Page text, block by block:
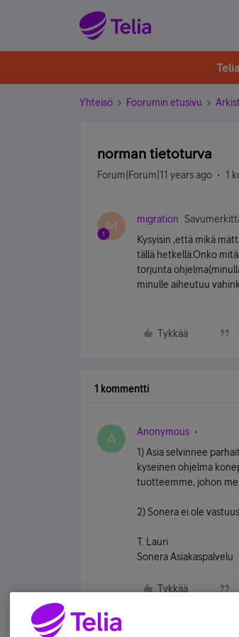
Yhteisö Foorumin etusivu
norman tietoturva
Forum|Forum|11 years ago 1
M migration
Kysyisin ,että mikä
tällä hetkellä.Onko
torjunta
minulle aiheutuu
Tykkää
1 kommentti
A Anonymous
1) Asia selvinnee
kyseinen ohjelma
tuotteemme, johon
2) Sonera ei ole
T. Lauri
Sonera Asiakaspalvelu
Tykkää